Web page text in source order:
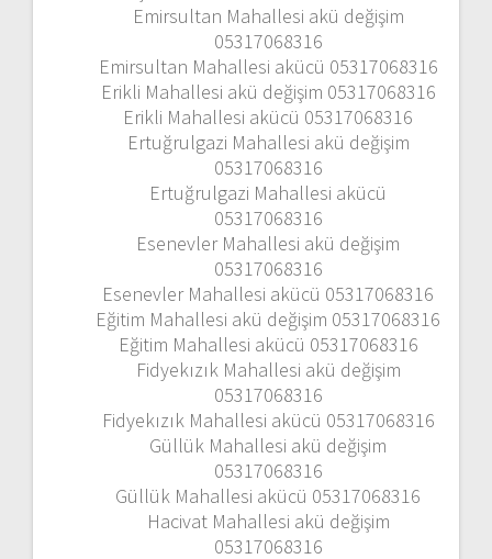
Emirsultan Mahallesi akü değişim
05317068316
Emirsultan Mahallesi akücü 05317068316
Erikli Mahallesi akü değişim 05317068316
Erikli Mahallesi akücü 05317068316
Ertuğrulgazi Mahallesi akü değişim
05317068316
Ertuğrulgazi Mahallesi akücü
05317068316
Esenevler Mahallesi akü değişim
05317068316
Esenevler Mahallesi akücü 05317068316
Eğitim Mahallesi akü değişim 05317068316
Eğitim Mahallesi akücü 05317068316
Fidyekızık Mahallesi akü değişim
05317068316
Fidyekızık Mahallesi akücü 05317068316
Güllük Mahallesi akü değişim
05317068316
Güllük Mahallesi akücü 05317068316
Hacivat Mahallesi akü değişim
05317068316